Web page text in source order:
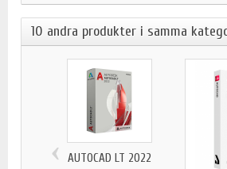
10 andra produkter i samma
AUTOCAD LT 2022
‹